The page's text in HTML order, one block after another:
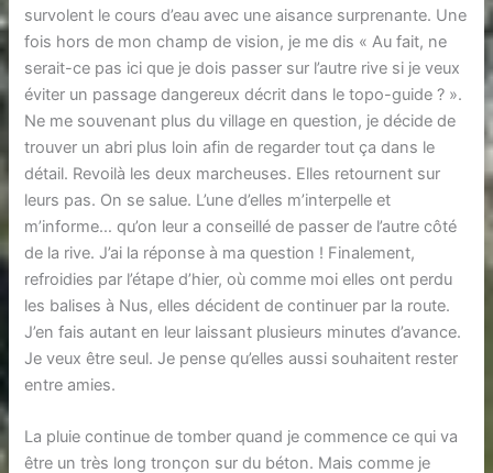
survolent le cours d’eau avec une aisance surprenante. Une
fois hors de mon champ de vision, je me dis « Au fait, ne
serait-ce pas ici que je dois passer sur l’autre rive si je veux
éviter un passage dangereux décrit dans le topo-guide ? ».
Ne me souvenant plus du village en question, je décide de
trouver un abri plus loin afin de regarder tout ça dans le
détail. Revoilà les deux marcheuses. Elles retournent sur
leurs pas. On se salue. L’une d’elles m’interpelle et
m’informe… qu’on leur a conseillé de passer de l’autre côté
de la rive. J’ai la réponse à ma question ! Finalement,
refroidies par l’étape d’hier, où comme moi elles ont perdu
les balises à Nus, elles décident de continuer par la route.
J’en fais autant en leur laissant plusieurs minutes d’avance.
Je veux être seul. Je pense qu’elles aussi souhaitent rester
entre amies.
La pluie continue de tomber quand je commence ce qui va
être un très long tronçon sur du béton. Mais comme je